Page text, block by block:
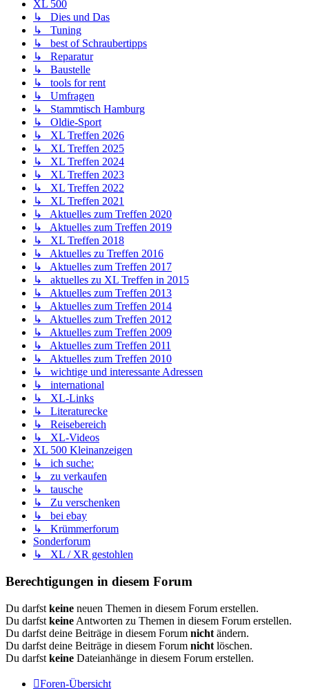
XL 500
↳ Dies und Das
↳ Tuning
↳ best of Schraubertipps
↳ Reparatur
↳ Baustelle
↳ tools for rent
↳ Umfragen
↳ Stammtisch Hamburg
↳ Oldie-Sport
↳ XL Treffen 2026
↳ XL Treffen 2025
↳ XL Treffen 2024
↳ XL Treffen 2023
↳ XL Treffen 2022
↳ XL Treffen 2021
↳ Aktuelles zum Treffen 2020
↳ Aktuelles zum Treffen 2019
↳ XL Treffen 2018
↳ Aktuelles zu Treffen 2016
↳ Aktuelles zum Treffen 2017
↳ aktuelles zu XL Treffen in 2015
↳ Aktuelles zum Treffen 2013
↳ Aktuelles zum Treffen 2014
↳ Aktuelles zum Treffen 2012
↳ Aktuelles zum Treffen 2009
↳ Aktuelles zum Treffen 2011
↳ Aktuelles zum Treffen 2010
↳ wichtige und interessante Adressen
↳ international
↳ XL-Links
↳ Literaturecke
↳ Reisebereich
↳ XL-Videos
XL 500 Kleinanzeigen
↳ ich suche:
↳ zu verkaufen
↳ tausche
↳ Zu verschenken
↳ bei ebay
↳ Krümmerforum
Sonderforum
↳ XL / XR gestohlen
Berechtigungen in diesem Forum
Du darfst keine neuen Themen in diesem Forum erstellen.
Du darfst keine Antworten zu Themen in diesem Forum erstellen.
Du darfst deine Beiträge in diesem Forum nicht ändern.
Du darfst deine Beiträge in diesem Forum nicht löschen.
Du darfst keine Dateianhänge in diesem Forum erstellen.
Foren-Übersicht